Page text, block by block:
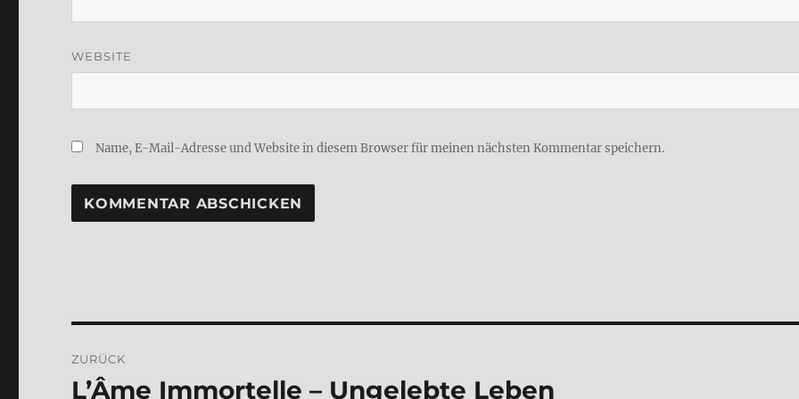
WEBSITE
Name, E-Mail-Adresse und Website in diesem Browser für meinen nächsten Kommentar speichern.
ZURÜCK
Vorheriger
L’Â­me Immor­tel­le – Unge­leb­te Leben